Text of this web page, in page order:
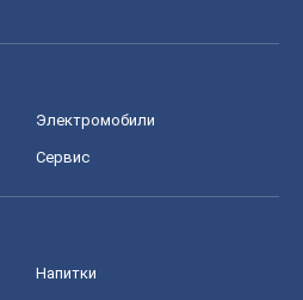
Электромобили
Сервис
Напитки